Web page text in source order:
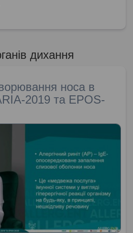
дихання
носа в
2019 та EPOS-